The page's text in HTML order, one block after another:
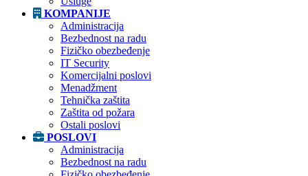
KOMPANIJE
Administracija
Bezbednost na radu
Fizičko obezbeđenje
IT Security
Komercijalni poslovi
Menadžment
Tehnička zaštita
Zaštita od požara
Ostali poslovi
POSLOVI
Administracija
Bezbednost na radu